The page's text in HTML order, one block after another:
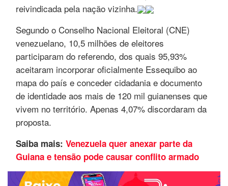
reivindicada pela nação vizinha.
Segundo o Conselho Nacional Eleitoral (CNE)
venezuelano, 10,5 milhões de eleitores
participaram do referendo, dos quais 95,93%
aceitaram incorporar oficialmente Essequibo ao
mapa do país e conceder cidadania e documento
de identidade aos mais de 120 mil guianenses que
vivem no território. Apenas 4,07% discordaram da
proposta.
Saiba mais: Venezuela quer anexar parte da
Guiana e tensão pode causar conflito armado